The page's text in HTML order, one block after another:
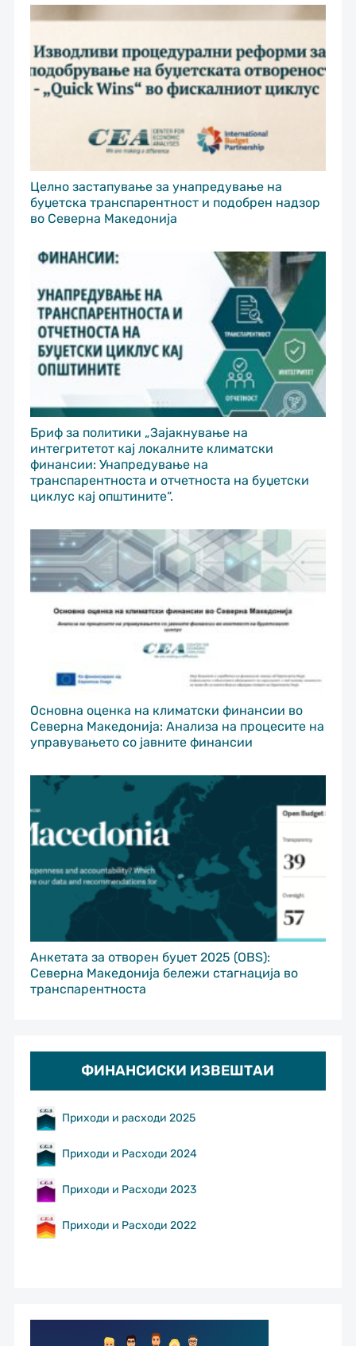
Целно застапување за унапредување на
буџетска транспарентност и подобрен надзор
во Северна Македонија
Бриф за политики „Зајакнување на
интегритетот кај локалните климатски
финансии: Унапредување на
транспарентноста и отчетноста на буџетски
циклус кај општините“.
Основна оценка на климатски финансии во
Северна Македонија: Анализа на процесите на
управувањето со јавните финансии
Анкетата за отворен буџет 2025 (OBS):
Северна Македонија бележи стагнација во
транспарентноста
ФИНАНСИСКИ ИЗВЕШТАИ
Приходи и расходи 2025
Приходи и Расходи 2024
Приходи и Расходи 2023
Приходи и Расходи 2022